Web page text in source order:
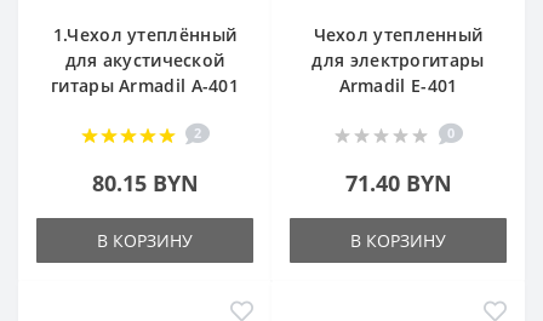
1.Чехол утеплённый
для акустической
гитары Armadil A-401
2
80.15 BYN
В КОРЗИНУ
Чехол утепленный
для электрогитары
Armadil E-401
0
71.40 BYN
В КОРЗИНУ